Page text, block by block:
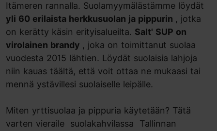
Itämeren rannalla. Suolamyymälästämme löydät
yli 60 erilaista herkkusuolan ja pippurin , jotka
on kerätty käsin erityisalueilta. Salt' SUP on
virolainen brandy , joka on toimittanut suolaa
vuodesta 2015 lähtien. Löydät suolaisia lahjoja
niin kauas täältä, että voit ottaa ne mukaasi tai
mennä ystävillesi suolaiselle leipälle.
Miten yrttisuolaa ja pippuria käytetään? Tätä
varten vieraile suolakahvilassa Tallinnan